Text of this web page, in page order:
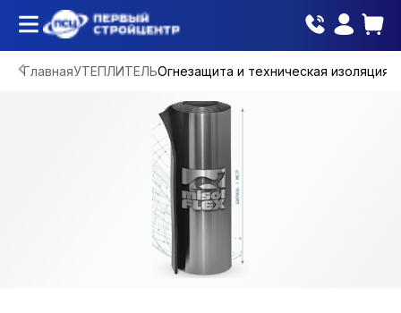
ГлавнаяУТЕПЛИТЕЛЬОгнезащита и техническая изоляция